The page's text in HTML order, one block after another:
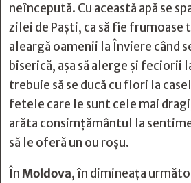
neîncepută. Cu această apă se
zilei de Paşti, ca să fie frumoase
aleargă oamenii la Înviere când
biserică, aşa să alerge şi feciorii
trebuie să se ducă cu flori la
fetele care le sunt cele mai
arăta consimţământul la
să le oferă un ou roşu.
ÎnMoldova, în dimineaţa